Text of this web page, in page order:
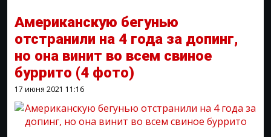
Американскую бегунью
отстранили на 4 года за допинг,
но она винит во всем свиное
буррито (4 фото)
17 июня 2021 11:16